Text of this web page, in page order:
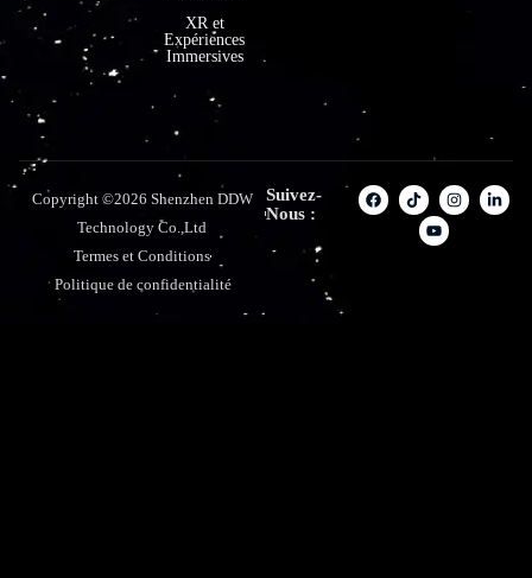
XR et
Expériences
Immersives
Copyright ©2026 Shenzhen DDW
Technology Co.,Ltd
Termes et Conditions
Politique de confidentialité
Suivez-
Nous :